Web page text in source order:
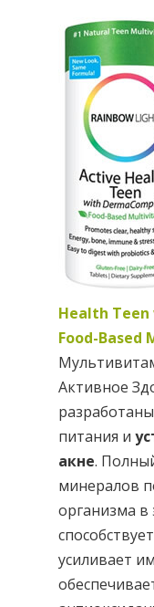
Health
Food-
Активное
питания и
акне.
минералов
организма в
усиливает